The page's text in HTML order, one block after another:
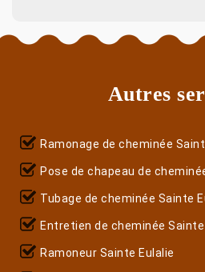
Autres
Ramonage de cheminée
Pose de chapeau de
Tubage de cheminée Sainte
Entretien de cheminée Sainte
Ramoneur Sainte Eulalie